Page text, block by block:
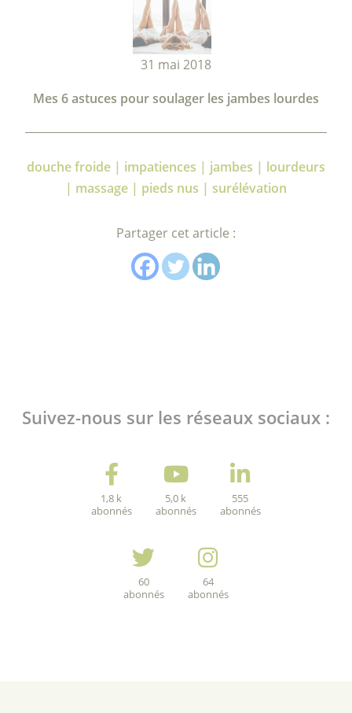
31 mai 2018
Mes 6 astuces pour soulager les jambes lourdes
douche froide | impatiences | jambes | lourdeurs
| massage | pieds nus | surélévation
Partager cet article :
Suivez-nous sur les réseaux sociaux :
1,8 k
abonnés
5,0 k
abonnés
555
abonnés
60
abonnés
64
abonnés